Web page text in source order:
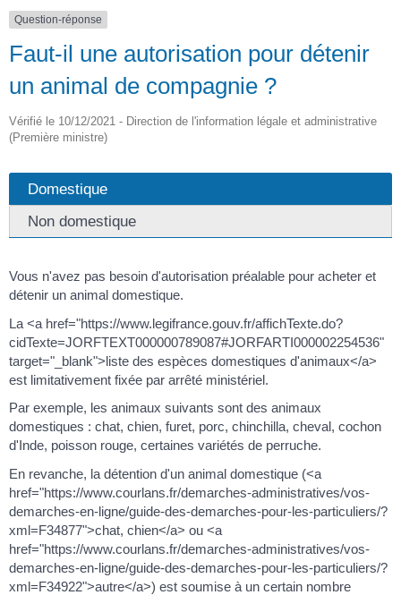
Question-réponse
Faut-il une autorisation pour détenir
un animal de compagnie ?
Vérifié le 10/12/2021 - Direction de l'information légale et administrative
(Première ministre)
Domestique
Non domestique
Vous n'avez pas besoin d'autorisation préalable pour acheter et
détenir un animal domestique.
La <a href="https://www.legifrance.gouv.fr/affichTexte.do?
cidTexte=JORFTEXT000000789087#JORFARTI000002254536"
target="_blank">liste des espèces domestiques d'animaux</a>
est limitativement fixée par arrêté ministériel.
Par exemple, les animaux suivants sont des animaux
domestiques : chat, chien, furet, porc, chinchilla, cheval, cochon
d'Inde, poisson rouge, certaines variétés de perruche.
En revanche, la détention d'un animal domestique (<a
href="https://www.courlans.fr/demarches-administratives/vos-
demarches-en-ligne/guide-des-demarches-pour-les-particuliers/?
xml=F34877">chat, chien</a> ou <a
href="https://www.courlans.fr/demarches-administratives/vos-
demarches-en-ligne/guide-des-demarches-pour-les-particuliers/?
xml=F34922">autre</a>) est soumise à un certain nombre